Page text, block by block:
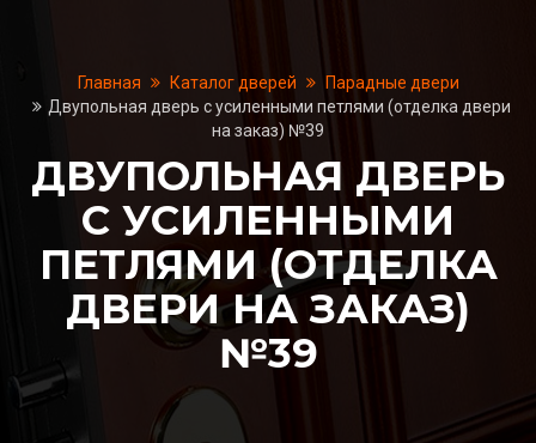
Главная Каталог дверей
Парадные двери
Двупольная дверь с усиленными петлями (отделка двери
на заказ) №39
ДВУПОЛЬНАЯ ДВЕРЬ
С УСИЛЕННЫМИ
ПЕТЛЯМИ (ОТДЕЛКА
ДВЕРИ НА ЗАКАЗ)
№39